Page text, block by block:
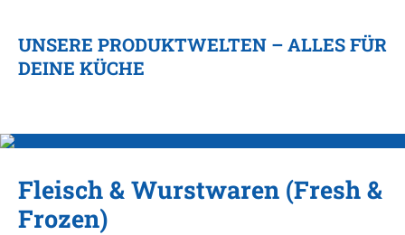
UNSERE PRODUKTWELTEN – ALLES FÜR
DEINE KÜCHE
Fleisch & Wurstwaren (Fresh &
Frozen)